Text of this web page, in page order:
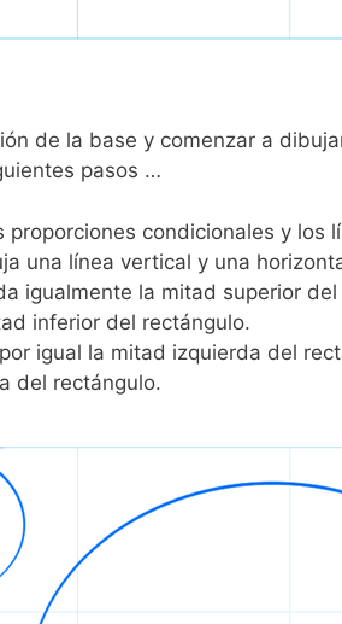
de la base y comenzar a
pasos …
proporciones condicionales y los
una línea vertical y una
igualmente la mitad superior
inferior del rectángulo.
igual la mitad izquierda del
del rectángulo.